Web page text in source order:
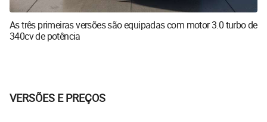
As três primeiras versões são equipadas com motor 3.0 turbo de
340cv de potência
VERSÕES E PREÇOS